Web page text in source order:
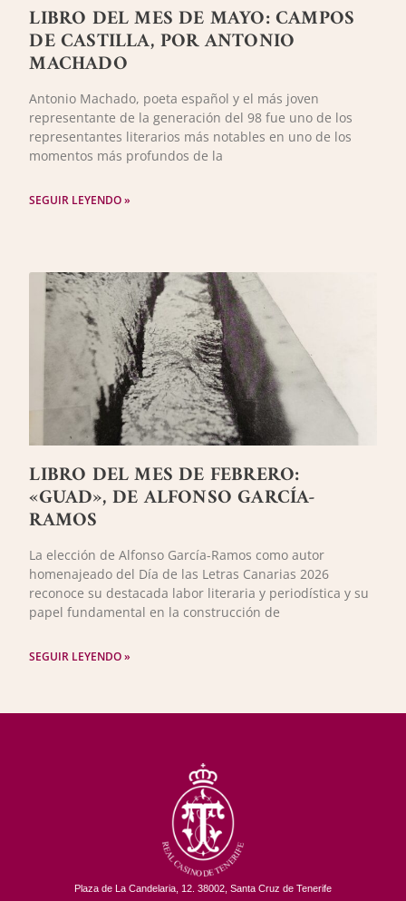
LIBRO DEL MES DE MAYO: CAMPOS
DE CASTILLA, POR ANTONIO
MACHADO
Antonio Machado, poeta español y el más joven
representante de la generación del 98 fue uno de los
representantes literarios más notables en uno de los
momentos más profundos de la
SEGUIR LEYENDO »
LIBRO DEL MES DE FEBRERO:
«GUAD», DE ALFONSO GARCÍA-
RAMOS
La elección de Alfonso García-Ramos como autor
homenajeado del Día de las Letras Canarias 2026
reconoce su destacada labor literaria y periodística y su
papel fundamental en la construcción de
SEGUIR LEYENDO »
Plaza de La Candelaria, 12. 38002, Santa Cruz de Tenerife